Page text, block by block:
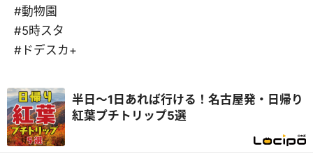
#動物園
#5時スタ
#ドデスカ+
半日～1日あれば行ける！名古屋発・日帰り
紅葉プチトリップ5選